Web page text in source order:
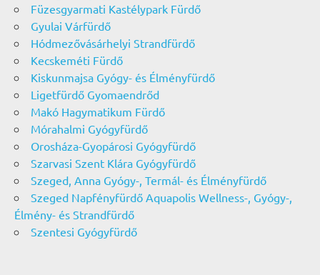
Füzesgyarmati Kastélypark Fürdő
Gyulai Várfürdő
Hódmezővásárhelyi Strandfürdő
Kecskeméti Fürdő
Kiskunmajsa Gyógy- és Élményfürdő
Ligetfürdő Gyomaendrőd
Makó Hagymatikum Fürdő
Mórahalmi Gyógyfürdő
Orosháza-Gyopárosi Gyógyfürdő
Szarvasi Szent Klára Gyógyfürdő
Szeged, Anna Gyógy-, Termál- és Élményfürdő
Szeged Napfényfürdő Aquapolis Wellness-, Gyógy-,
Élmény- és Strandfürdő
Szentesi Gyógyfürdő